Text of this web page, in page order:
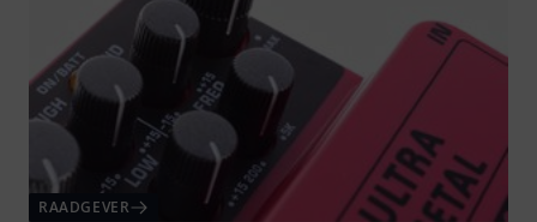
RAADGEVER